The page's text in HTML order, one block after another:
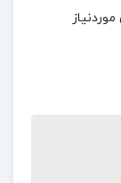
آن را به
آماری